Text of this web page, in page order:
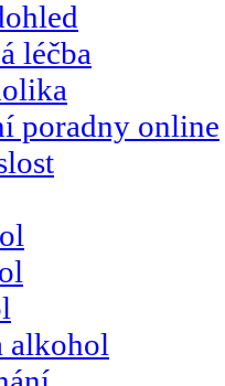
léčba
poradny online
alkohol